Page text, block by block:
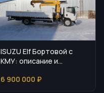
ISUZU Elf Бортовой с
КМУ: описание и
особенности
6 900 000 ₽